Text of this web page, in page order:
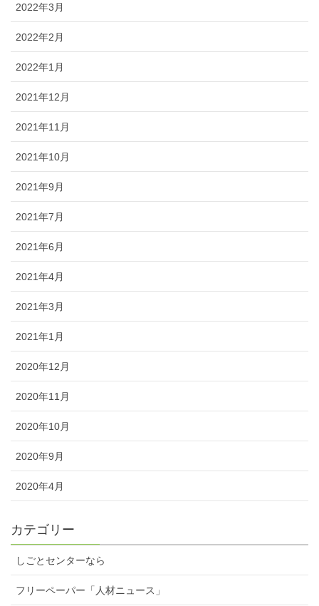
2022年3月
2022年2月
2022年1月
2021年12月
2021年11月
2021年10月
2021年9月
2021年7月
2021年6月
2021年4月
2021年3月
2021年1月
2020年12月
2020年11月
2020年10月
2020年9月
2020年4月
カテゴリー
しごとセンターなら
フリーペーパー「人材ニュース」